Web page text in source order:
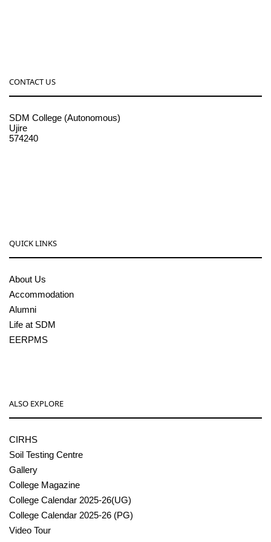
CONTACT US
SDM College (Autonomous)
Ujire
574240
QUICK LINKS
About Us
Accommodation
Alumni
Life at SDM
EERPMS
ALSO EXPLORE
CIRHS
Soil Testing Centre
Gallery
College Magazine
College Calendar 2025-26(UG)
College Calendar 2025-26 (PG)
Video Tour